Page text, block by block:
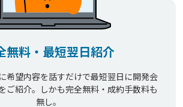
無料・最短翌日紹介
希望内容を話すだけで最短翌日に開発会
ご紹介。しかも完全無料・成約手数料も
無し。